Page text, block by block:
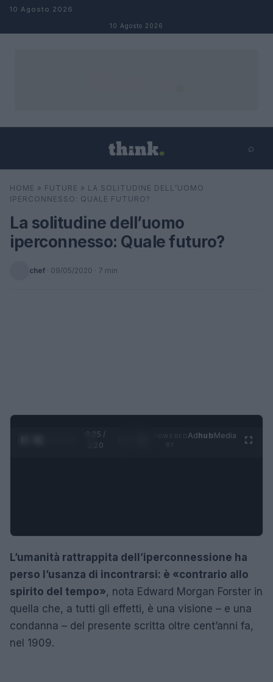
Salta al contenuto
10 Agosto 2026
10 Agosto 2026
⌕
Cerca
HOME » FUTURE » LA SOLITUDINE DELL’UOMO
IPERCONNESSO: QUALE FUTURO?
La solitudine dell’uomo
iperconnesso: Quale futuro?
chef · 09/05/2020 · 7 min
0:26 /
1:20
AdhubMedia
L’umanità rattrappita dell’iperconnessione ha
perso l’usanza di incontrarsi: è «contrario allo
spirito del tempo», nota Edward Morgan Forster in
quella che, a tutti gli effetti, è una visione – e una
condanna – del presente scritta oltre cent’anni fa,
nel 1909.